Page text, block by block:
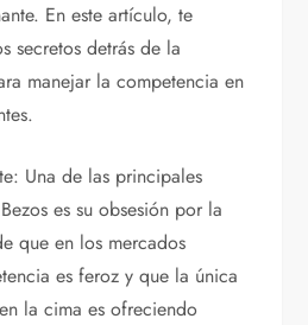
En este artículo, te
secretos detrás de la
manejar la competencia en
Una de las principales
es su obsesión por la
que en los mercados
es feroz y que la única
la cima es ofreciendo